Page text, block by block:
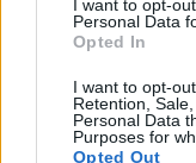
I want to opt-
Personal Data
Opted In
I want to opt-
Retention,
Personal Data
Purposes for
Opted Out